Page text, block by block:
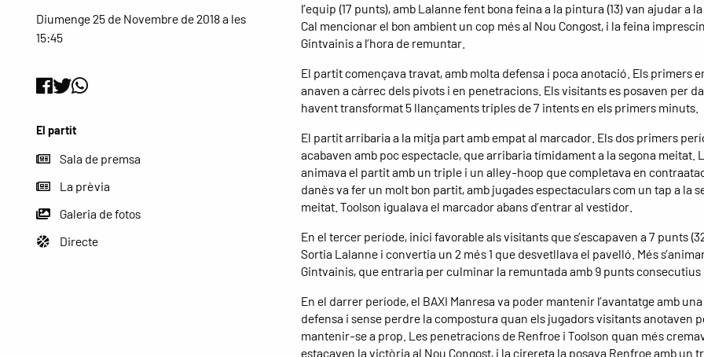
Diumenge 25 de Novembre de 2018 a les
15:45
El partit
Sala de premsa
La prèvia
Galeria de fotos
Directe
l’equip (17 punts), amb Lalanne fent bona feina a la pintura (13) van ajudar a
Cal mencionar el bon ambient un cop més al Nou Congost, i la feina
Gintvainis a l’hora de remuntar.
El partit començava travat, amb molta defensa i poca anotació. Els primers
anaven a càrrec dels pivots i en penetracions. Els visitants es posaven per
havent transformat 5 llançaments triples de 7 intents en els primers minuts.
El partit arribaria a la mitja part amb empat al marcador. Els dos primers
acabaven amb poc espectacle, que arribaria tímidament a la segona meitat.
animava el partit amb un triple i un alley-hoop que completava en
danès va fer un molt bon partit, amb jugades espectaculars com un tap a la
meitat. Toolson igualava el marcador abans d’entrar al vestidor.
En el tercer període, inici favorable als visitants que s’escapaven a 7 punts
Sortia Lalanne i convertia un 2 més 1 que desvetllava el pavelló. Més
Gintvainis, que entraria per culminar la remuntada amb 9 punts consecutius
En el darrer període, el BAXI Manresa va poder mantenir l’avantatge amb
defensa i sense perdre la compostura quan els jugadors visitants anotaven
mantenir-se a prop. Les penetracions de Renfroe i Toolson quan més
estacaven la victòria al Nou Congost, i la cirereta la posava Renfroe amb un